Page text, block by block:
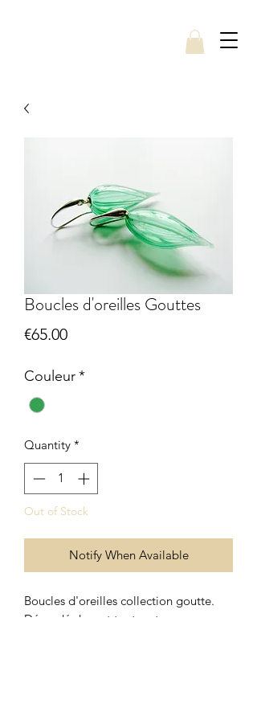
Boucles d'oreilles Gouttes
€65.00Price
Couleur*
Quantity *
Out of Stock
Notify When Available
Boucles d'oreilles collection goutte.
Dégradé de vert tout en transparence.